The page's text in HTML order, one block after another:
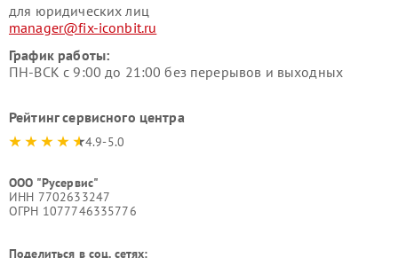
для юридических лиц
manager@fix-iconbit.ru
График работы:
ПН-ВСК с 9:00 до 21:00 без перерывов и выходных
Рейтинг сервисного центра
4.9-5.0
ООО "Русервис"
ИНН 7702633247
ОГРН 1077746335776
Поделиться в соц. сетях: